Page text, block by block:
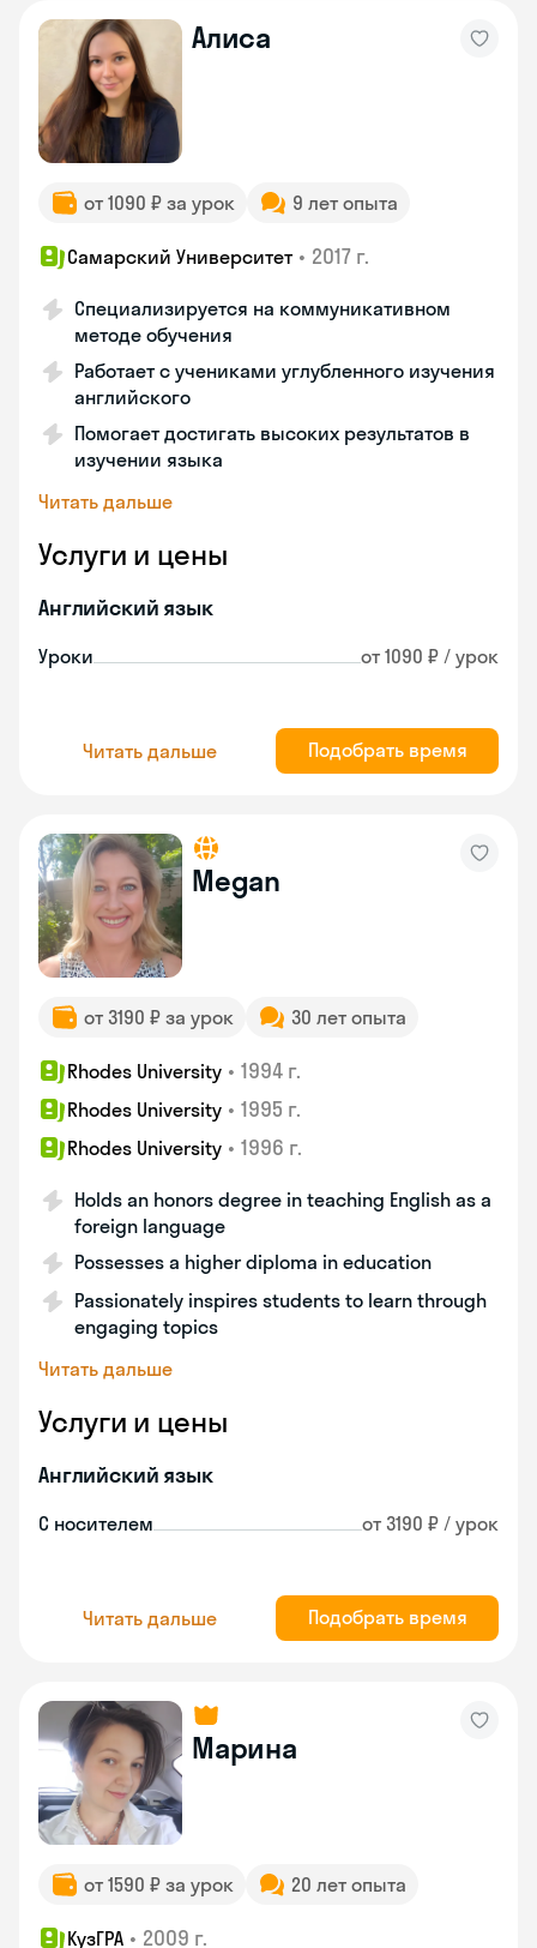
Алиса
от 1090 ₽ за урок 9 лет опыта
Самарский Университет • 2017 г.
Специализируется на коммуникативном
методе обучения
Работает с учениками углубленного изучения
английского
Помогает достигать высоких результатов в
изучении языка
Читать дальше
Услуги и цены
Английский язык
Уроки от 1090 ₽ / урок
Читать дальше Подобрать время
Megan
от 3190 ₽ за урок 30 лет опыта
Rhodes University • 1994 г.
Rhodes University • 1995 г.
Rhodes University • 1996 г.
Holds an honors degree in teaching English as a
foreign language
Possesses a higher diploma in education
Passionately inspires students to learn through
engaging topics
Читать дальше
Услуги и цены
Английский язык
С носителем от 3190 ₽ / урок
Читать дальше Подобрать время
Марина
от 1590 ₽ за урок 20 лет опыта
КузГРА • 2009 г.